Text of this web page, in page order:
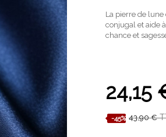
La pierre de
conjugal et aide
chance et
24,15
-45% 43,90 €